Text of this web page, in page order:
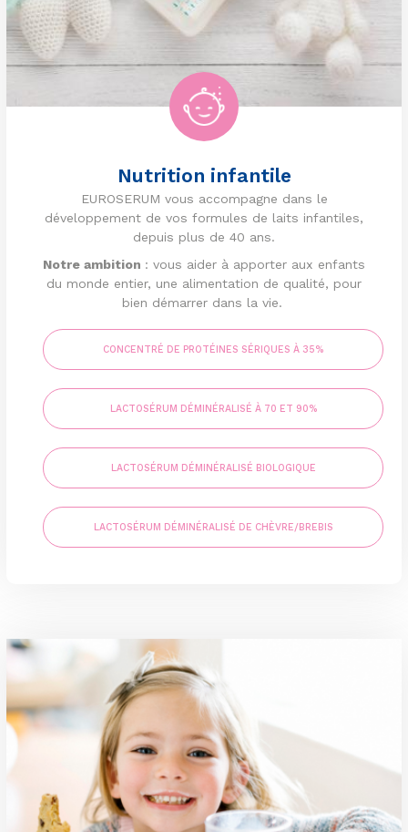
Nutrition infantile
EUROSERUM vous accompagne dans le
développement de vos formules de laits infantiles,
depuis plus de 40 ans.
Notre ambition : vous aider à apporter aux enfants
du monde entier, une alimentation de qualité, pour
bien démarrer dans la vie.
CONCENTRÉ DE PROTÉINES SÉRIQUES À 35%
LACTOSÉRUM DÉMINÉRALISÉ À 70 ET 90%
LACTOSÉRUM DÉMINÉRALISÉ BIOLOGIQUE
LACTOSÉRUM DÉMINÉRALISÉ DE CHÈVRE/BREBIS